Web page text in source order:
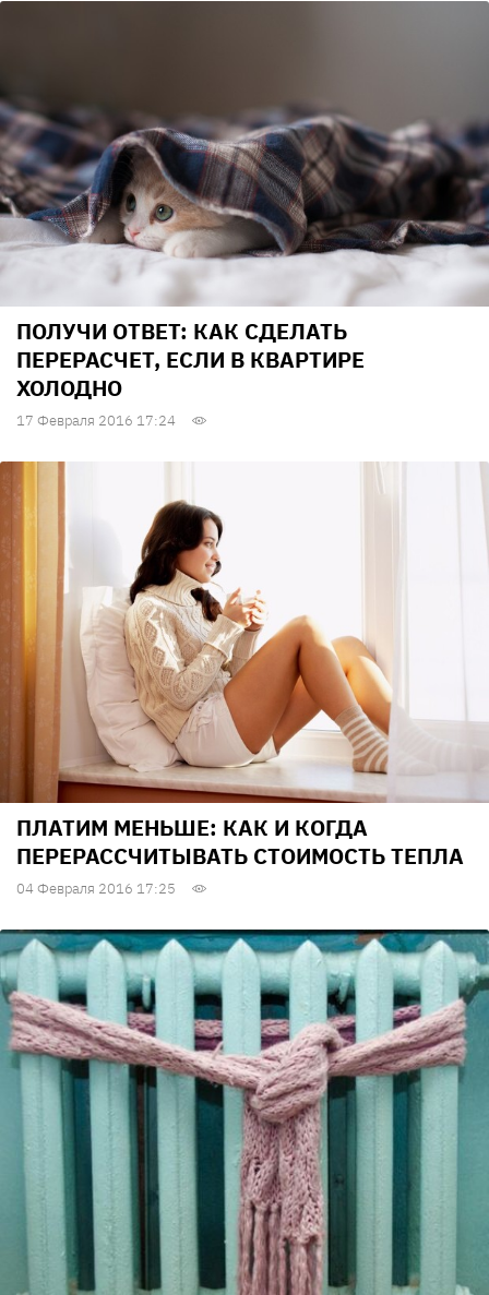
ПОЛУЧИ ОТВЕТ: КАК СДЕЛАТЬ
ПЕРЕРАСЧЕТ, ЕСЛИ В КВАРТИРЕ
ХОЛОДНО
17 Февраля 2016 17:24
ПЛАТИМ МЕНЬШЕ: КАК И КОГДА
ПЕРЕРАССЧИТЫВАТЬ СТОИМОСТЬ ТЕПЛА
04 Февраля 2016 17:25